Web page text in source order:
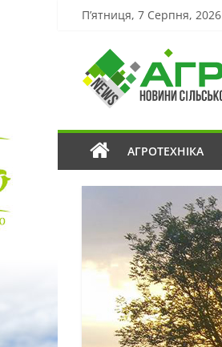
П’ятниця, 7 Серпня, 2026
АГРОТЕХНІКА